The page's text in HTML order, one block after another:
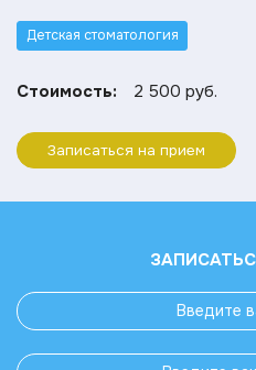
Детская стоматология
Стоимость: 2 500 руб.
Записаться на прием